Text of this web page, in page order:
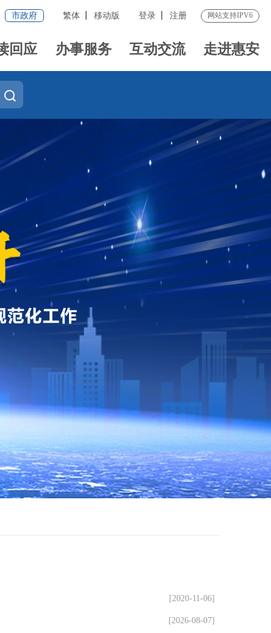
市政府 繁体 移动版 登录 注册 网站支持IPV6
回应 办事服务 互动交流 走进惠安
[2020-11-06]
[2026-08-07]